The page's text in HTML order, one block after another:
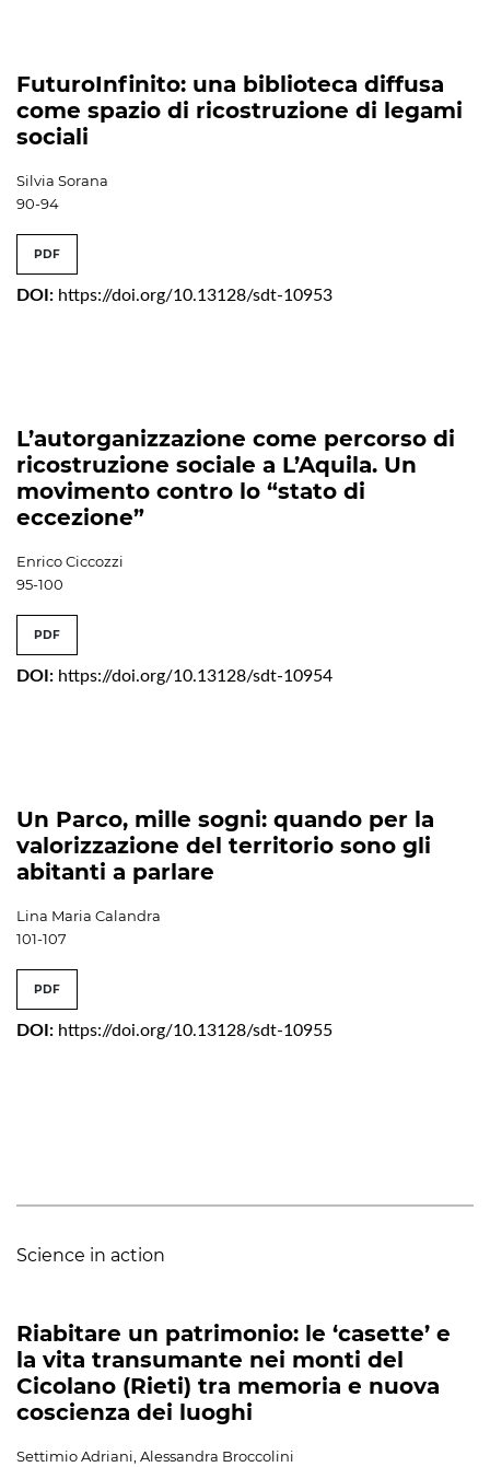
FuturoInfinito: una biblioteca diffusa
come spazio di ricostruzione di legami
sociali
Silvia Sorana
90-94
PDF
DOI: https://doi.org/10.13128/sdt-10953
L’autorganizzazione come percorso di
ricostruzione sociale a L’Aquila. Un
movimento contro lo “stato di
eccezione”
Enrico Ciccozzi
95-100
PDF
DOI: https://doi.org/10.13128/sdt-10954
Un Parco, mille sogni: quando per la
valorizzazione del territorio sono gli
abitanti a parlare
Lina Maria Calandra
101-107
PDF
DOI: https://doi.org/10.13128/sdt-10955
Science in action
Riabitare un patrimonio: le ‘casette’ e
la vita transumante nei monti del
Cicolano (Rieti) tra memoria e nuova
coscienza dei luoghi
Settimio Adriani, Alessandra Broccolini